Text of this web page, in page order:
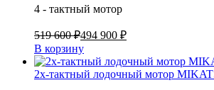
4 - тактный мотор
519 600 ₽494 900 ₽
В корзину
2х-тактный лодочный мотор